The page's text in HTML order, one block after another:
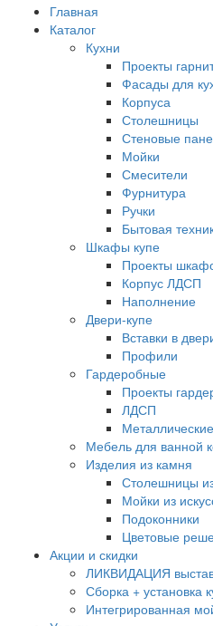
Главная
Каталог
Кухни
Проекты
Фасады для
Корпуса
Столешницы
Стеновые
Мойки
Смесители
Фурнитура
Ручки
Бытовая
Шкафы купе
Проекты
Корпус ЛДСП
Наполнение
Двери-купе
Вставки в
Профили
Гардеробные
Проекты
ЛДСП
Мебель для ванной
Изделия из камня
Столешницы
Мойки из
Подоконники
Цветовые
Акции и скидки
ЛИКВИДАЦИЯ
Сборка + установка
Интегрированная